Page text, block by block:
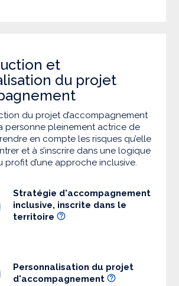
et
du projet
du projet d’accompagnement
personne pleinement actrice de
en compte les risques qu’elle
et à s’inscrire dans une logique
profit d’une approche inclusive.
Stratégie d'accompagnement
inclusive, inscrite dans le
territoire
Personnalisation du projet
d'accompagnement